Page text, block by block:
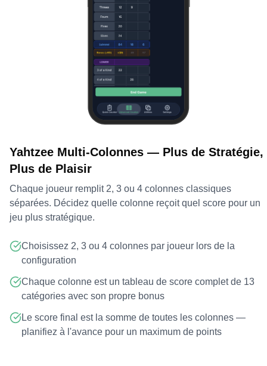
Yahtzee Multi-Colonnes — Plus de Stratégie,
Plus de Plaisir
Chaque joueur remplit 2, 3 ou 4 colonnes classiques
séparées. Décidez quelle colonne reçoit quel score pour un
jeu plus stratégique.
Choisissez 2, 3 ou 4 colonnes par joueur lors de la
configuration
Chaque colonne est un tableau de score complet de 13
catégories avec son propre bonus
Le score final est la somme de toutes les colonnes —
planifiez à l'avance pour un maximum de points